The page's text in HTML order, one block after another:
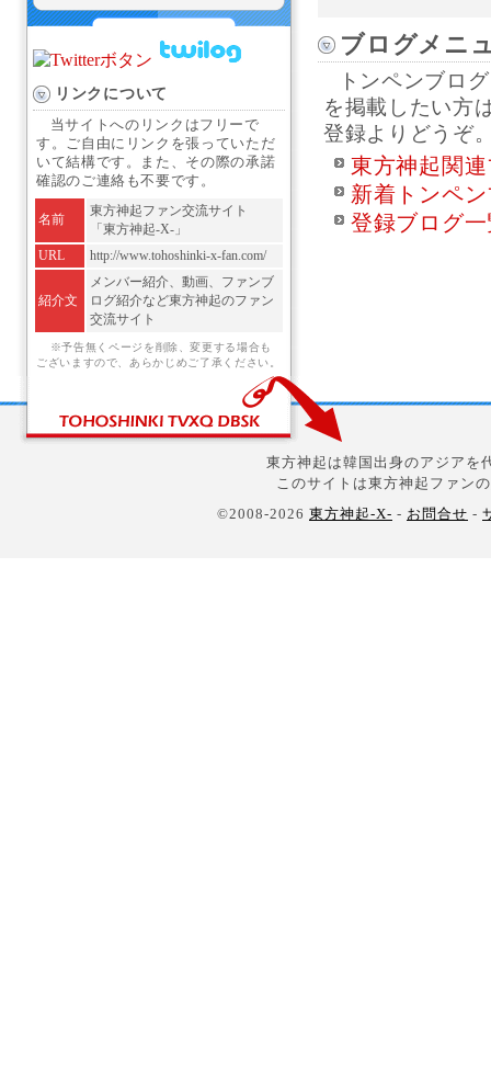
ブログメニ
トンペンブロ
を掲載したい方
登録よりどうぞ
東方神起関
新着トンペ
登録ブログ
リンクについて
当サイトへのリンクはフリーで
す。ご自由にリンクを張っていただ
いて結構です。また、その際の承諾
確認のご連絡も不要です。
名前
東方神起ファン交流サイト
「東方神起-X-」
URL
http://www.tohoshinki-x-fan.com/
紹介文
メンバー紹介、動画、ファンブ
ログ紹介など東方神起のファン
交流サイト
※予告無くページを削除、変更する場合も
ございますので、あらかじめご了承ください。
東方神起は韓国出身のアジアを
このサイトは東方神起ファン
©2008-2026 東方神起-X- - お問合せ -